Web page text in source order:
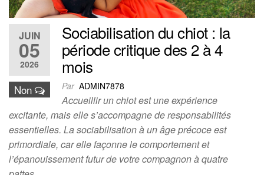
JUIN
05
2026
Non
Sociabilisation du chiot : la
période critique des 2 à 4
mois
Par ADMIN7878
Accueillir un chiot est une expérience
excitante, mais elle s’accompagne de responsabilités
essentielles. La sociabilisation à un âge précoce est
primordiale, car elle façonne le comportement et
l’épanouissement futur de votre compagnon à quatre